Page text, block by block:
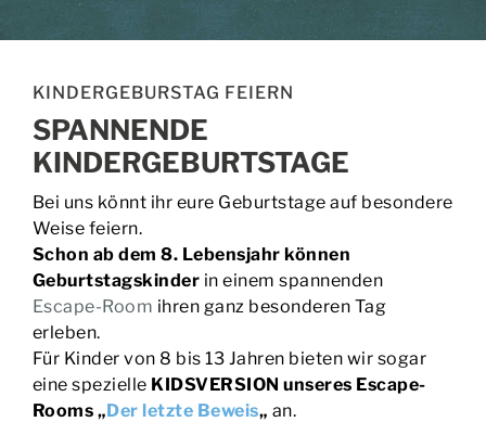
BUCHEN | PREISE
KONTAKT
KINDERGEBURSTAG FEIERN
SPANNENDE
KINDERGEBURTSTAGE
Bei uns könnt ihr eure Geburtstage auf besondere
Weise feiern.
Schon ab dem 8. Lebensjahr können
Geburtstagskinder in einem spannenden
Escape-Room ihren ganz besonderen Tag
erleben.
Für Kinder von 8 bis 13 Jahren bieten wir sogar
eine spezielle KIDSVERSION unseres Escape-
Rooms „Der letzte Beweis„ an.